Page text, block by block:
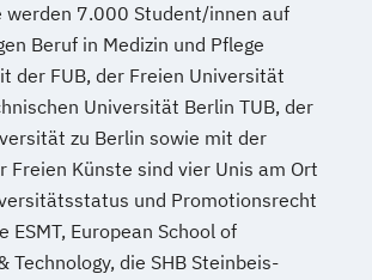
werden 7.000 Student/innen auf
Beruf in Medizin und Pflege
der FUB, der Freien Universität
Universität Berlin TUB, der
zu Berlin sowie mit der
Freien Künste sind vier Unis am Ort
und Promotionsrecht
ESMT, European School of
Technology, die SHB Steinbeis-